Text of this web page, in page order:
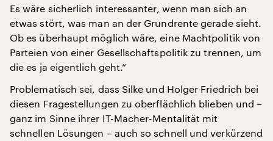
Es wäre sicherlich interessanter, wenn man sich an
etwas stört, was man an der Grundrente gerade sieht.
Ob es überhaupt möglich wäre, eine Machtpolitik von
Parteien von einer Gesellschaftspolitik zu trennen, um
die es ja eigentlich geht.“
Problematisch sei, dass Silke und Holger Friedrich bei
diesen Fragestellungen zu oberflächlich blieben und –
ganz im Sinne ihrer IT-Macher-Mentalität mit
schnellen Lösungen – auch so schnell und verkürzend